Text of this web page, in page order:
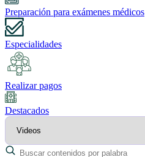
Preparación para exámenes médicos
Especialidades
Realizar pagos
Destacados